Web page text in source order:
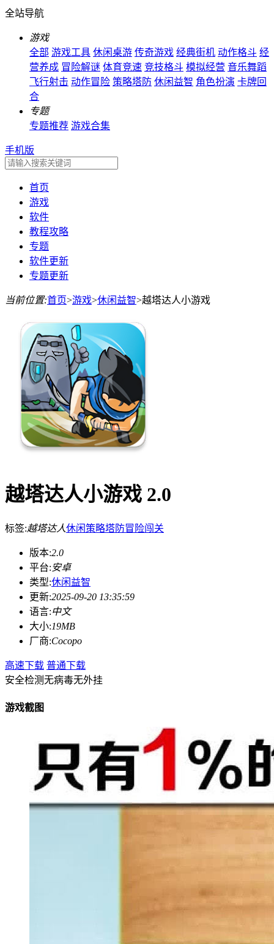
全站导航
游戏
全部 游戏工具 休闲桌游 传奇游戏 经典街机 动作格斗 经
营养成 冒险解谜 体育竞速 竞技格斗 模拟经营 音乐舞蹈
飞行射击 动作冒险 策略塔防 休闲益智 角色扮演 卡牌回
合
专题
专题推荐 游戏合集
手机版
首页
游戏
软件
教程攻略
专题
软件更新
专题更新
当前位置:首页>游戏>休闲益智>越塔达人小游戏
越塔达人小游戏 2.0
标签:越塔达人休闲策略塔防冒险闯关
版本:2.0
平台:安卓
类型:休闲益智
更新:2025-09-20 13:35:59
语言:中文
大小:19MB
厂商:Cocopo
高速下载 普通下载
安全检测无病毒无外挂
游戏截图